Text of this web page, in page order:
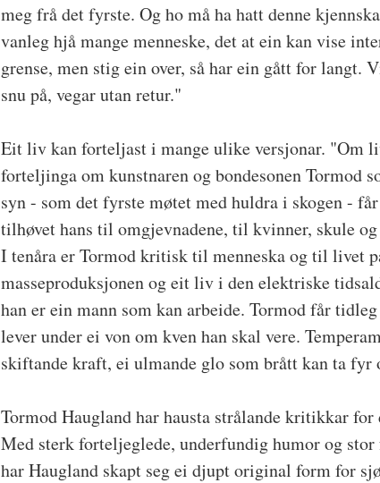
meg frå det fyrste. Og ho må ha hatt denne
vanleg hjå mange menneske, det at ein kan vise
grense, men stig ein over, så har ein gått for langt.
snu på, vegar utan retur."
Eit liv kan forteljast i mange ulike versjonar. "Om
forteljinga om kunstnaren og bondesonen Tormod
syn - som det fyrste møtet med huldra i skogen -
tilhøvet hans til omgjevnadene, til kvinner, skule
I tenåra er Tormod kritisk til menneska og til livet
masseproduksjonen og eit liv i den elektriske
han er ein mann som kan arbeide. Tormod får
lever under ei von om kven han skal vere.
skiftande kraft, ei ulmande glo som brått kan ta fyr
Tormod Haugland har hausta strålande kritikkar for
Med sterk forteljeglede, underfundig humor og
har Haugland skapt seg ei djupt original form for